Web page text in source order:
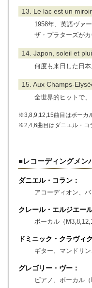
13. Le lac est un
1958年、英語ヴァ
ザ・プラターズがカ
14. Japon, soleil et
何度も来日した日
15. Aux Champs-
全世界的ヒットで、
※3,8,9,12,15曲目はボーカ
※2,4,6曲目はダニエル・コ
■レコーディングメン
ダニエル・コラン：
アコーディオン、
クレール・エルジエー
ボーカル（
ドミニック・クラヴィ
ギター、マンドリ
グレゴリー・ヴー：
ピアノ、ボーカル（